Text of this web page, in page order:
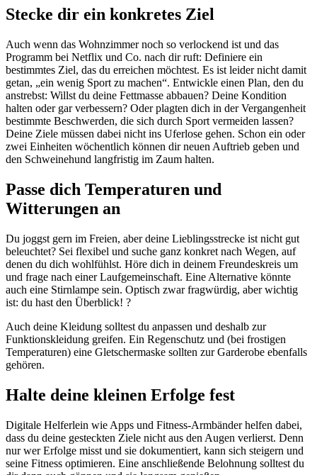
Stecke dir ein konkretes Ziel
Auch wenn das Wohnzimmer noch so verlockend ist und das
Programm bei Netflix und Co. nach dir ruft: Definiere ein
bestimmtes Ziel, das du erreichen möchtest. Es ist leider nicht damit
getan, „ein wenig Sport zu machen“. Entwickle einen Plan, den du
anstrebst: Willst du deine Fettmasse abbauen? Deine Kondition
halten oder gar verbessern? Oder plagten dich in der Vergangenheit
bestimmte Beschwerden, die sich durch Sport vermeiden lassen?
Deine Ziele müssen dabei nicht ins Uferlose gehen. Schon ein oder
zwei Einheiten wöchentlich können dir neuen Auftrieb geben und
den Schweinehund langfristig im Zaum halten.
Passe dich Temperaturen und
Witterungen an
Du joggst gern im Freien, aber deine Lieblingsstrecke ist nicht gut
beleuchtet? Sei flexibel und suche ganz konkret nach Wegen, auf
denen du dich wohlfühlst. Höre dich in deinem Freundeskreis um
und frage nach einer Laufgemeinschaft. Eine Alternative könnte
auch eine Stirnlampe sein. Optisch zwar fragwürdig, aber wichtig
ist: du hast den Überblick! ?
Auch deine Kleidung solltest du anpassen und deshalb zur
Funktionskleidung greifen. Ein Regenschutz und (bei frostigen
Temperaturen) eine Gletschermaske sollten zur Garderobe ebenfalls
gehören.
Halte deine kleinen Erfolge fest
Digitale Helferlein wie Apps und Fitness-Armbänder helfen dabei,
dass du deine gesteckten Ziele nicht aus den Augen verlierst. Denn
nur wer Erfolge misst und sie dokumentiert, kann sich steigern und
seine Fitness optimieren. Eine anschließende Belohnung solltest du